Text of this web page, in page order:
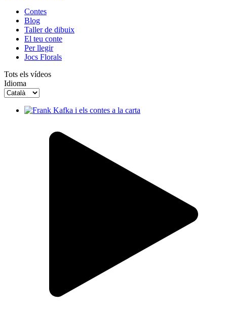
Contes
Blog
Taller de dibuix
El teu conte
Per llegir
Jocs Florals
Tots els vídeos
Idioma